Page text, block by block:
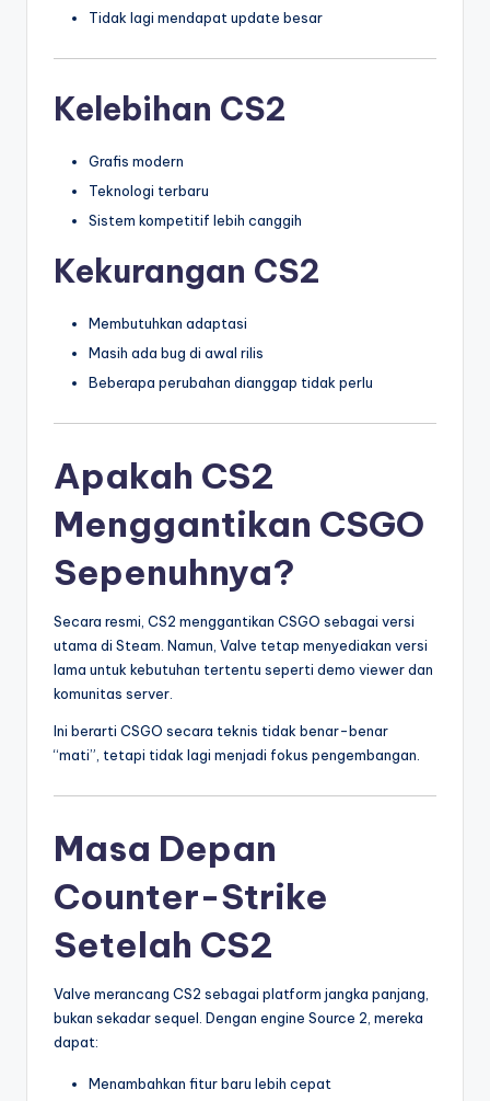
Tidak lagi mendapat update besar
Kelebihan CS2
Grafis modern
Teknologi terbaru
Sistem kompetitif lebih canggih
Kekurangan CS2
Membutuhkan adaptasi
Masih ada bug di awal rilis
Beberapa perubahan dianggap tidak perlu
Apakah CS2
Menggantikan CSGO
Sepenuhnya?
Secara resmi, CS2 menggantikan CSGO sebagai versi
utama di Steam. Namun, Valve tetap menyediakan versi
lama untuk kebutuhan tertentu seperti demo viewer dan
komunitas server.
Ini berarti CSGO secara teknis tidak benar-benar
“mati”, tetapi tidak lagi menjadi fokus pengembangan.
Masa Depan
Counter-Strike
Setelah CS2
Valve merancang CS2 sebagai platform jangka panjang,
bukan sekadar sequel. Dengan engine Source 2, mereka
dapat:
Menambahkan fitur baru lebih cepat